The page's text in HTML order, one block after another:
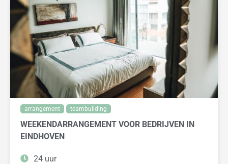
arrangement teambuilding
WEEKENDARRANGEMENT VOOR BEDRIJVEN IN
EINDHOVEN
24 uur